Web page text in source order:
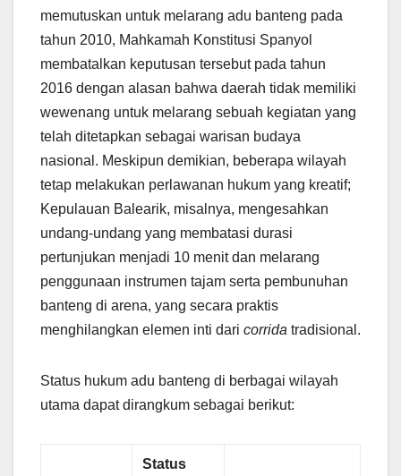
memutuskan untuk melarang adu banteng pada
tahun 2010, Mahkamah Konstitusi Spanyol
membatalkan keputusan tersebut pada tahun
2016 dengan alasan bahwa daerah tidak memiliki
wewenang untuk melarang sebuah kegiatan yang
telah ditetapkan sebagai warisan budaya
nasional. Meskipun demikian, beberapa wilayah
tetap melakukan perlawanan hukum yang kreatif;
Kepulauan Balearik, misalnya, mengesahkan
undang-undang yang membatasi durasi
pertunjukan menjadi 10 menit dan melarang
penggunaan instrumen tajam serta pembunuhan
banteng di arena, yang secara praktis
menghilangkan elemen inti dari corrida tradisional.
Status hukum adu banteng di berbagai wilayah
utama dapat dirangkum sebagai berikut:
Status